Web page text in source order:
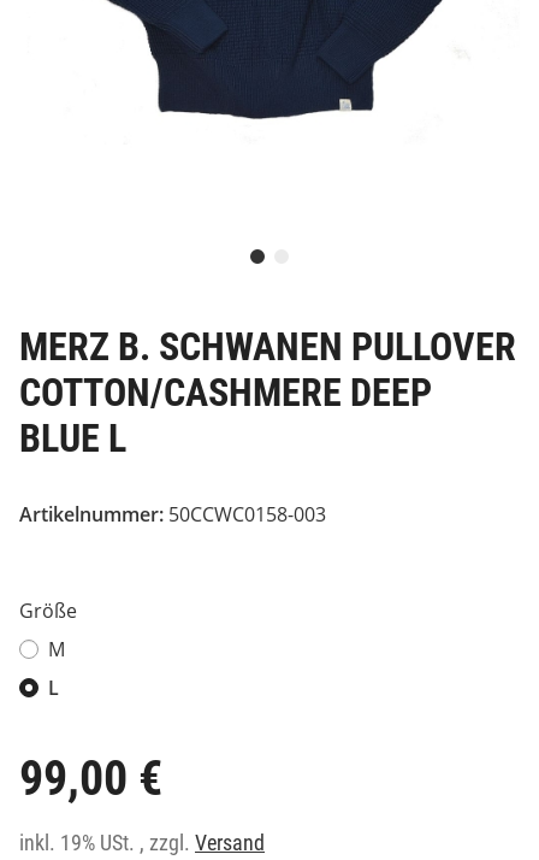
MERZ B. SCHWANEN PULLOVER
COTTON/CASHMERE DEEP
BLUE L
Artikelnummer: 50CCWC0158-003
Größe
M
L
99,00 €
inkl. 19% USt. , zzgl. Versand